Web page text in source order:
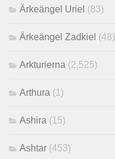
Ärkeängel Uriel (83)
Ärkeängel Zadkiel (48)
Arkturierna (2,525)
Arthura (1)
Ashira (15)
Ashtar (453)